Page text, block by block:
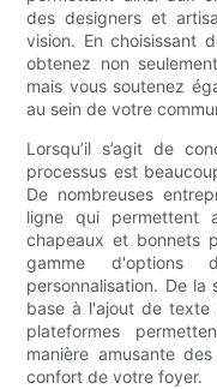
des designers et
vision. En choisissant
obtenez non
mais vous soutenez
au sein de votre
Lorsqu’il s’agit de
processus est
De nombreuses
ligne qui permettent
chapeaux et bonnets
gamme
personnalisation. De
base à l'ajout de texte
plateformes
manière amusante
confort de votre foyer.